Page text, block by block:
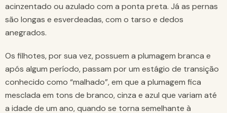
acinzentado ou azulado com a ponta preta. Já as pernas
são longas e esverdeadas, com o tarso e dedos
anegrados.
Os filhotes, por sua vez, possuem a plumagem branca e
após algum período, passam por um estágio de transição
conhecido como “malhado”, em que a plumagem fica
mesclada em tons de branco, cinza e azul que variam até
a idade de um ano, quando se torna semelhante à